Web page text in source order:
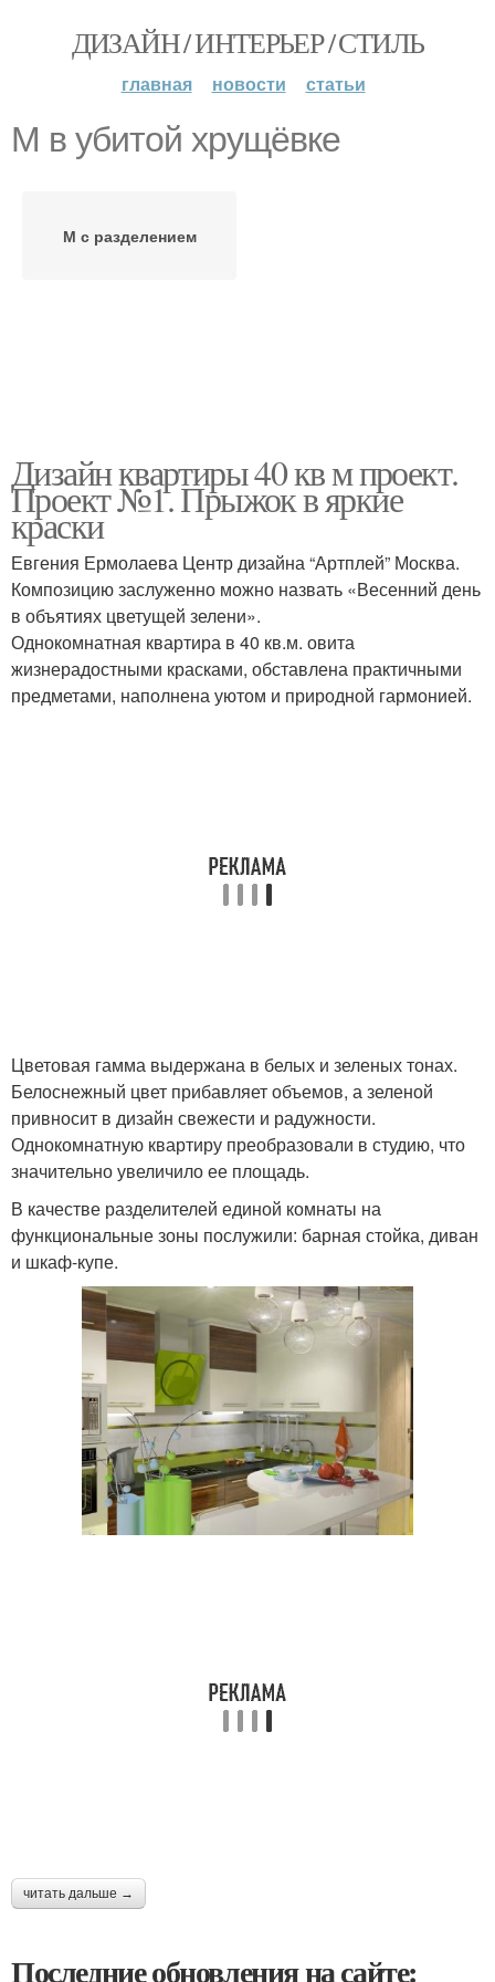
ДИЗАЙН / ИНТЕРЬЕР / СТИЛЬ
главная новости статьи
М в убитой хрущёвке
М с разделением
Дизайн квартиры 40 кв м проект.
Проект №1. Прыжок в яркие
краски
Евгения Ермолаева Центр дизайна “Артплей” Москва.
Композицию заслуженно можно назвать «Весенний день
в объятиях цветущей зелени».
Однокомнатная квартира в 40 кв.м. овита
жизнерадостными красками, обставлена практичными
предметами, наполнена уютом и природной гармонией.
Цветовая гамма выдержана в белых и зеленых тонах.
Белоснежный цвет прибавляет объемов, а зеленой
привносит в дизайн свежести и радужности.
Однокомнатную квартиру преобразовали в студию, что
значительно увеличило ее площадь.
В качестве разделителей единой комнаты на
функциональные зоны послужили: барная стойка, диван
и шкаф-купе.
читать дальше →
Последние обновления на сайте: